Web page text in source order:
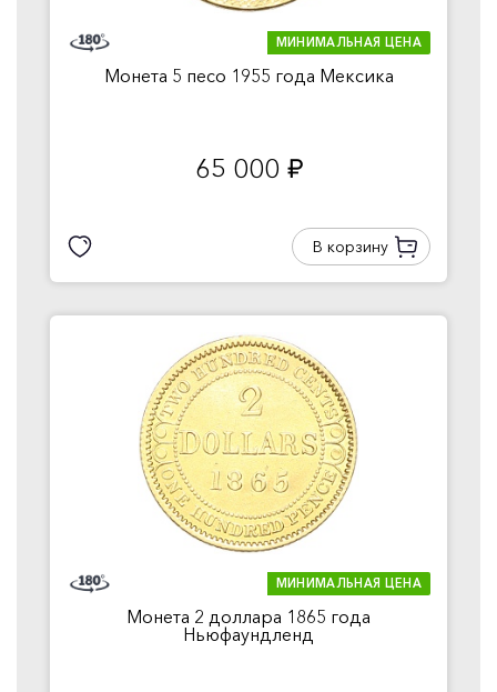
МИНИМАЛЬНАЯ ЦЕНА
Монета 5 песо 1955 года Мексика
65 000 руб.
В корзину
МИНИМАЛЬНАЯ ЦЕНА
Монета 2 доллара 1865 года
Ньюфаундленд